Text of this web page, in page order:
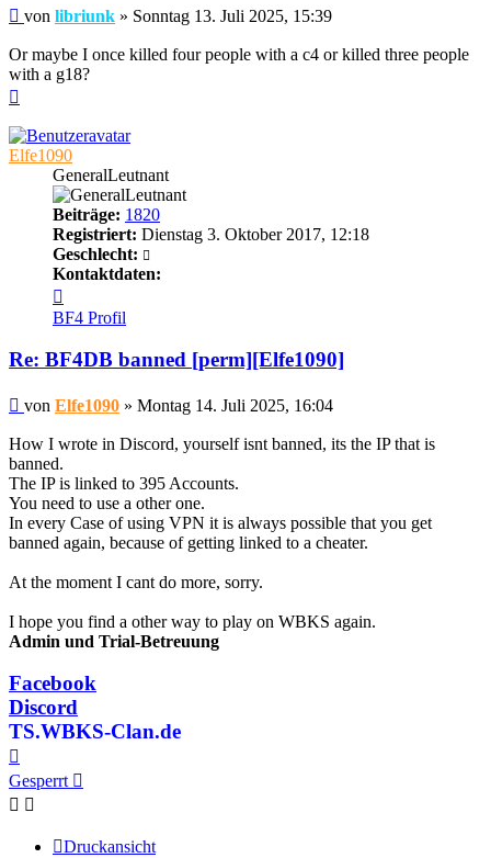
Beitrag
von libriunk » Sonntag 13. Juli 2025, 15:39
Or maybe I once killed four people with a c4 or killed three people
with a g18?
Elfe1090
GeneralLeutnant
Beiträge: 1820
Registriert: Dienstag 3. Oktober 2017, 12:18
Geschlecht:
Kontaktdaten:
von
Elfe1090
BF4 Profil
Re: BF4DB banned [perm][Elfe1090]
Beitrag
von Elfe1090 » Montag 14. Juli 2025, 16:04
How I wrote in Discord, yourself isnt banned, its the IP that is
banned.
The IP is linked to 395 Accounts.
You need to use a other one.
In every Case of using VPN it is always possible that you get
banned again, because of getting linked to a cheater.
At the moment I cant do more, sorry.
I hope you find a other way to play on WBKS again.
Admin und Trial-Betreuung
Facebook
Discord
TS.WBKS-Clan.de
oben
Gesperrt
Druckansicht